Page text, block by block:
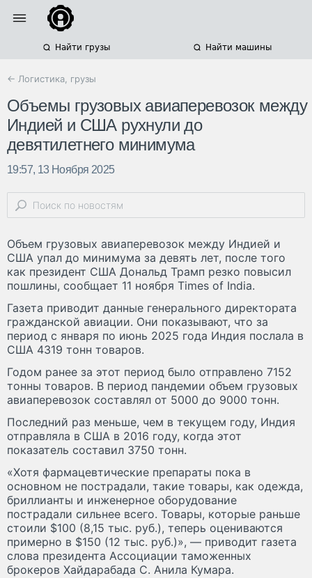
Найти грузы Найти машины
← Логистика, грузы
Объемы грузовых авиаперевозок между
Индией и США рухнули до
девятилетнего минимума
19:57, 13 Ноября 2025
Объем грузовых авиаперевозок между Индией и
США упал до минимума за девять лет, после того
как президент США Дональд Трамп резко повысил
пошлины, сообщает 11 ноября Times of India.
Газета приводит данные генерального директората
гражданской авиации. Они показывают, что за
период с января по июнь 2025 года Индия послала в
США 4319 тонн товаров.
Годом ранее за этот период было отправлено 7152
тонны товаров. В период пандемии объем грузовых
авиаперевозок составлял от 5000 до 9000 тонн.
Последний раз меньше, чем в текущем году, Индия
отправляла в США в 2016 году, когда этот
показатель составил 3750 тонн.
«Хотя фармацевтические препараты пока в
основном не пострадали, такие товары, как одежда,
бриллианты и инженерное оборудование
пострадали сильнее всего. Товары, которые раньше
стоили $100 (8,15 тыс. руб.), теперь оцениваются
примерно в $150 (12 тыс. руб.)», — приводит газета
слова президента Ассоциации таможенных
брокеров Хайдарабада С. Анила Кумара.